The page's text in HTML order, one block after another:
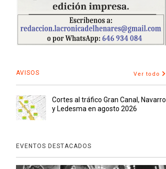
AVISOS Ver todo
Cortes al tráfico Gran Canal, Navarro
y Ledesma en agosto 2026
EVENTOS DESTACADOS